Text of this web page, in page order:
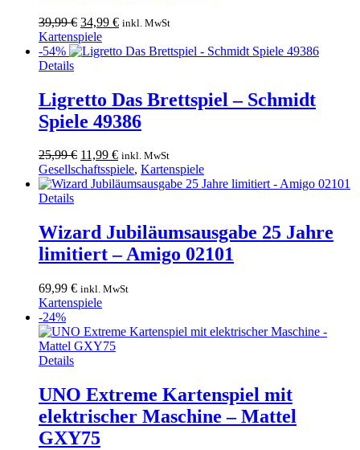
39,99€ Ursprünglicher
Preis
war:
34,99 €Aktueller
ist:
inkl. MwSt
Kartenspiele
-54%
Details
Ligretto Das Brettspiel – Schmidt
Spiele 49386
25,99€ Ursprünglicher
Preis
war:
11,99 €Aktueller
Preis
ist:
inkl. MwSt
Gesellschaftsspiele, Kartenspiele
Details
Wizard Jubiläumsausgabe 25 Jahre
limitiert – Amigo 02101
69,99 € inkl. MwSt
Kartenspiele
-24%
Details
UNO Extreme Kartenspiel mit
elektrischer Maschine – Mattel
GXY75